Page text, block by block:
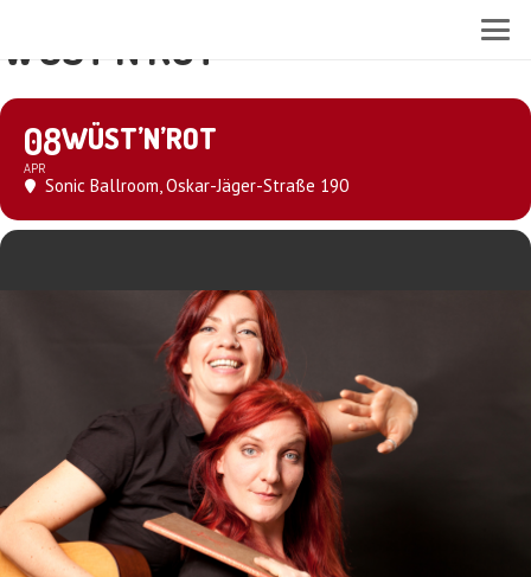
WÜST’N’ROT
08
APR
WÜST’N’ROT
Sonic Ballroom, Oskar-Jäger-Straße 190